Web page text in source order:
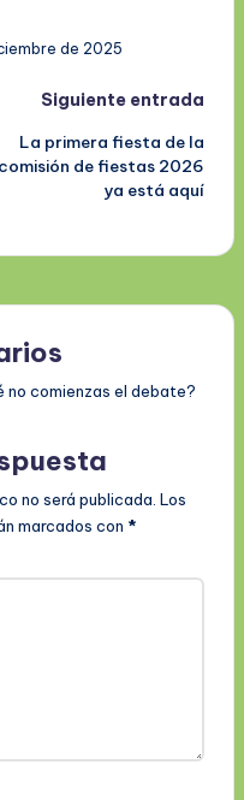
de 2025
Siguiente entrada
La primera fiesta de la
comisión de fiestas 2026
ya está aquí
no comienzas el debate?
no será publicada. Los
marcados con *